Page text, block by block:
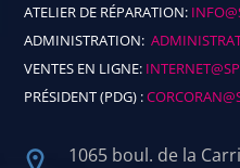
ATELIER DE RÉPARATION:
ADMINISTRATION:
VENTES EN LIGNE:
PRÉSIDENT (PDG) :
1065 boul. de la